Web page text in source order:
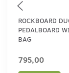
ROCKBOARD
PEDALBOARD
BAG
795,00